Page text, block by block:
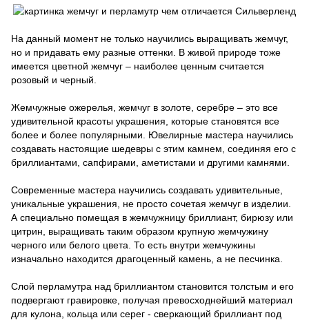
На данный момент не только научились выращивать жемчуг,
но и придавать ему разные оттенки. В живой природе тоже
имеется цветной жемчуг – наиболее ценным считается
розовый и черный.
Жемчужные ожерелья, жемчуг в золоте, серебре – это все
удивительной красоты украшения, которые становятся все
более и более популярными. Ювелирные мастера научились
создавать настоящие шедевры с этим камнем, соединяя его с
бриллиантами, сапфирами, аметистами и другими камнями.
Современные мастера научились создавать удивительные,
уникальные украшения, не просто сочетая жемчуг в изделии.
А специально помещая в жемчужницу бриллиант, бирюзу или
цитрин, выращивать таким образом крупную жемчужину
черного или белого цвета. То есть внутри жемчужины
изначально находится драгоценный камень, а не песчинка.
Слой перламутра над бриллиантом становится толстым и его
подвергают гравировке, получая превосходнейший материал
для кулона, кольца или серег - сверкающий бриллиант под